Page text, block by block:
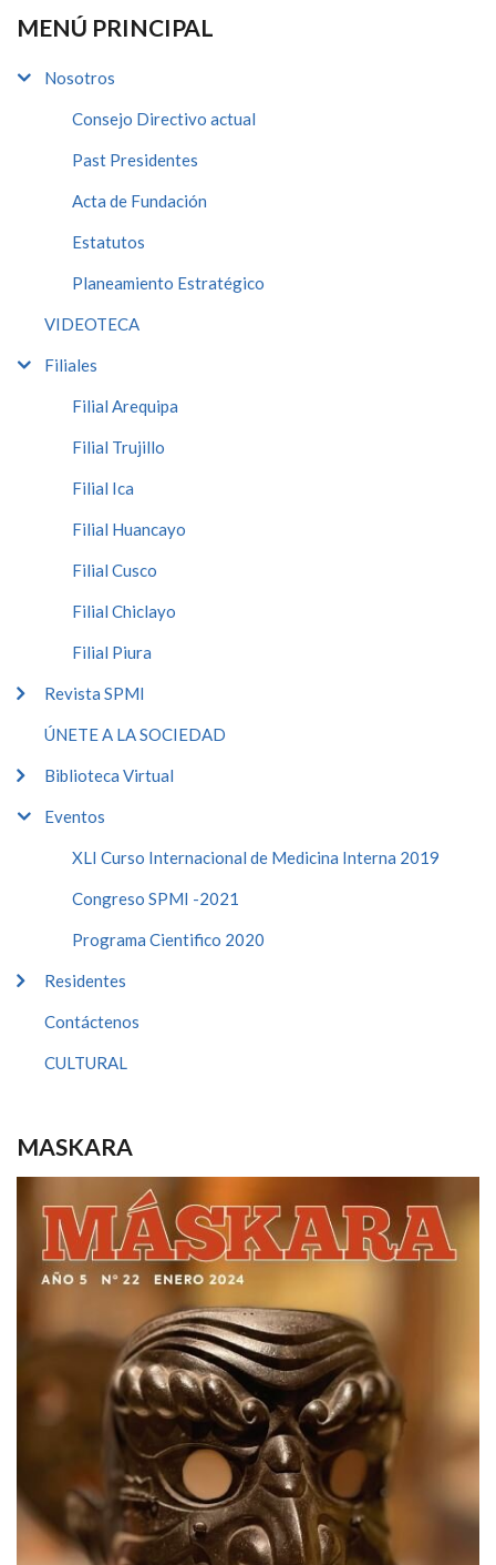
MENÚ PRINCIPAL
Nosotros
Consejo Directivo actual
Past Presidentes
Acta de Fundación
Estatutos
Planeamiento Estratégico
VIDEOTECA
Filiales
Filial Arequipa
Filial Trujillo
Filial Ica
Filial Huancayo
Filial Cusco
Filial Chiclayo
Filial Piura
Revista SPMI
ÚNETE A LA SOCIEDAD
Biblioteca Virtual
Eventos
XLI Curso Internacional de Medicina Interna 2019
Congreso SPMI -2021
Programa Cientifico 2020
Residentes
Contáctenos
CULTURAL
MASKARA